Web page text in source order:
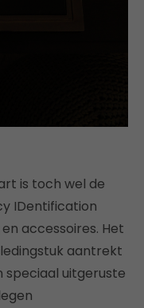
is toch wel de
IDentification
accessoires. Het
aantrekt
speciaal uitgeruste